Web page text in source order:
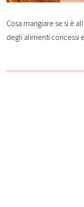
Cosa mangiare se si è
degli alimenti concessi